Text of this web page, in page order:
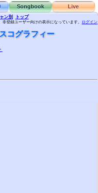
Songbook Live
ン別 トップ
非登録ユーザー向けの表示になっています。 ログイン
コグラフィー